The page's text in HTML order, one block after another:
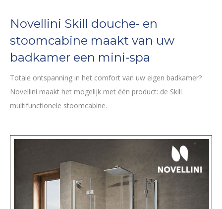
Novellini Skill douche- en
stoomcabine maakt van uw
badkamer een mini-spa
Totale ontspanning in het comfort van uw eigen badkamer?
Novellini maakt het mogelijk met één product: de Skill
multifunctionele stoomcabine.